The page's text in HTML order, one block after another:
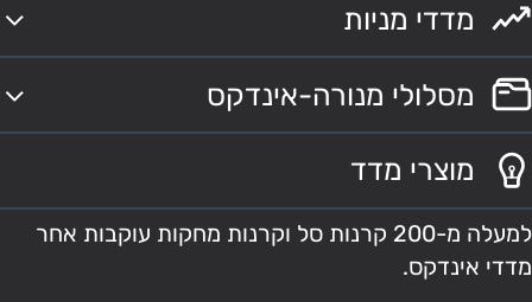
מדדי מניות
מסלולי מנורה-אינדקס
מוצרי מדד
למעלה מ-200 קרנות סל וקרנות מחקות עוקבות אחר
מדדי אינדקס.